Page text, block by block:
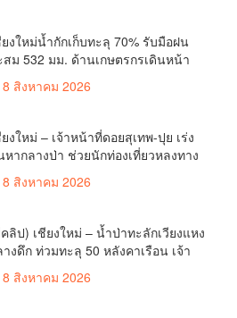
ยงใหม่น้ำกักเก็บทะลุ 70% รับมือฝน
สม 532 มม. ด้านเกษตรกรเดินหน้า
8 สิงหาคม 2026
ยงใหม่ – เจ้าหน้าที่ดอยสุเทพ-ปุย เร่ง
หากลางป่า ช่วยนักท่องเที่ยวหลงทาง
8 สิงหาคม 2026
ลิป) เชียงใหม่ – น้ำป่าทะลักเวียงแหง
างดึก ท่วมทะลุ 50 หลังคาเรือน เจ้า
าที่เร่งอพยพผู้ป่วยติดเตียง-ชาวบ้านหนี
วุ่น
8 สิงหาคม 2026